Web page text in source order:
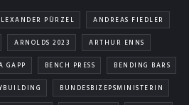
PÜRZEL ANDREAS FIEDLER
ARNOLDS 2023 ARTHUR ENNS
GAPP BENCH PRESS BENDING BARS
BUNDESBIZEPSMINISTERIN